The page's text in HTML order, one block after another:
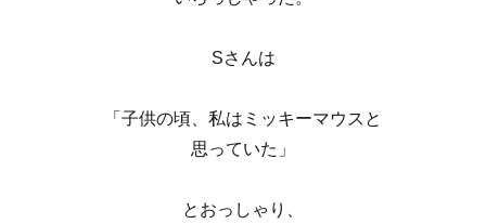
Sさんは
「子供の頃、私はミッキーマウスと
思っていた」
とおっしゃり、